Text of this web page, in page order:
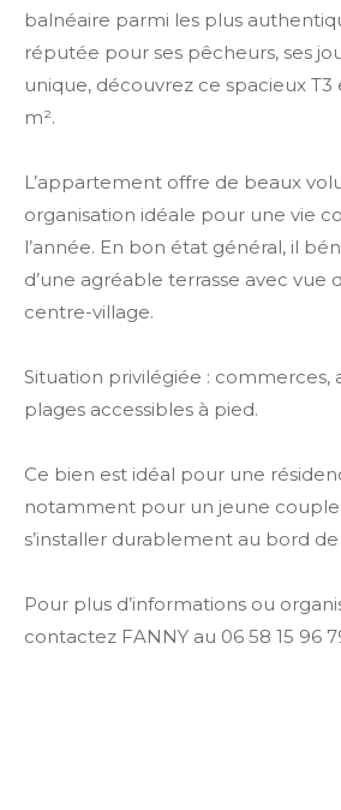
balnéaire parmi les plus
réputée pour ses pêcheurs, ses
unique, découvrez ce spacieux
m².
L’appartement offre de beaux
organisation idéale pour une vie
l’année. En bon état général, il
d’une agréable terrasse avec vue
centre-village.
Situation privilégiée : commerces,
plages accessibles à pied.
Ce bien est idéal pour une
notamment pour un jeune
s’installer durablement au bord
Pour plus d’informations ou
contactez FANNY au 06 58 15 96